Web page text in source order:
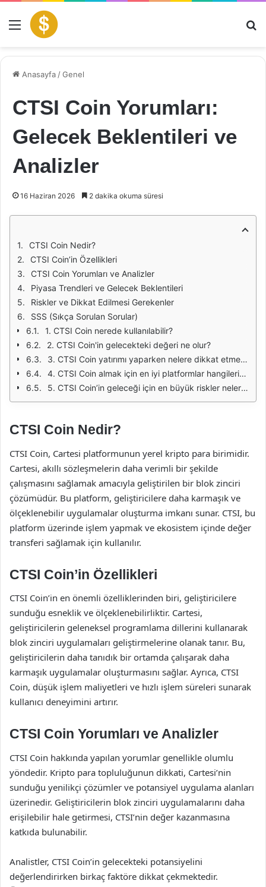
Menü
Anasayfa /Genel
CTSI Coin Yorumları:
Gelecek Beklentileri ve
Analizler
16 Haziran 2026 2 dakika okuma süresi
CTSI Coin Nedir?
CTSI Coin’in Özellikleri
CTSI Coin Yorumları ve Analizler
Piyasa Trendleri ve Gelecek Beklentileri
Riskler ve Dikkat Edilmesi Gerekenler
SSS (Sıkça Sorulan Sorular)
1. CTSI Coin nerede kullanılabilir?
2. CTSI Coin'in gelecekteki değeri ne olur?
3. CTSI Coin yatırımı yaparken nelere dikkat etmeliyim?
4. CTSI Coin almak için en iyi platformlar hangileridir?
5. CTSI Coin’in geleceği için en büyük riskler nelerdir?
CTSI Coin Nedir?
CTSI Coin, Cartesi platformunun yerel kripto para birimidir.
Cartesi, akıllı sözleşmelerin daha verimli bir şekilde
çalışmasını sağlamak amacıyla geliştirilen bir blok zinciri
çözümüdür. Bu platform, geliştiricilere daha karmaşık ve
ölçeklenebilir uygulamalar oluşturma imkanı sunar. CTSI, bu
platform üzerinde işlem yapmak ve ekosistem içinde değer
transferi sağlamak için kullanılır.
CTSI Coin’in Özellikleri
CTSI Coin’in en önemli özelliklerinden biri, geliştiricilere
sunduğu esneklik ve ölçeklenebilirliktir. Cartesi,
geliştiricilerin geleneksel programlama dillerini kullanarak
blok zinciri uygulamaları geliştirmelerine olanak tanır. Bu,
geliştiricilerin daha tanıdık bir ortamda çalışarak daha
karmaşık uygulamalar oluşturmasını sağlar. Ayrıca, CTSI
Coin, düşük işlem maliyetleri ve hızlı işlem süreleri sunarak
kullanıcı deneyimini artırır.
CTSI Coin Yorumları ve Analizler
CTSI Coin hakkında yapılan yorumlar genellikle olumlu
yöndedir. Kripto para topluluğunun dikkati, Cartesi’nin
sunduğu yenilikçi çözümler ve potansiyel uygulama alanları
üzerinedir. Geliştiricilerin blok zinciri uygulamalarını daha
erişilebilir hale getirmesi, CTSI’nin değer kazanmasına
katkıda bulunabilir.
Analistler, CTSI Coin’in gelecekteki potansiyelini
değerlendirirken birkaç faktöre dikkat çekmektedir.